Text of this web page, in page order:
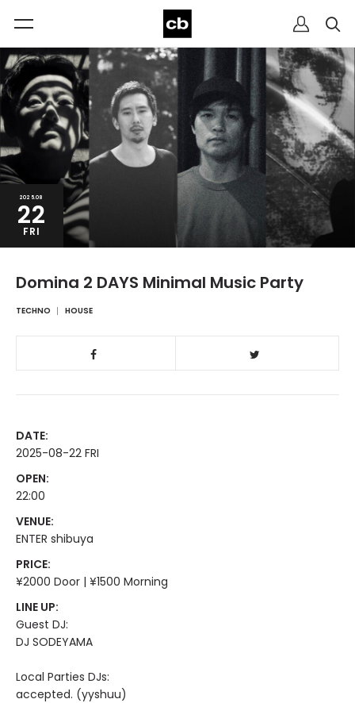
2025.08
22
FRI
Domina 2 DAYS Minimal Music Party
TECHNO HOUSE
DATE:
2025-08-22 FRI
OPEN:
22:00
VENUE:
ENTER shibuya
PRICE:
¥2000 Door | ¥1500 Morning
LINE UP:
Guest DJ:
DJ SODEYAMA
Local Parties DJs:
accepted. (yyshuu)